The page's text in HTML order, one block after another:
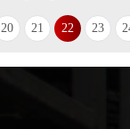
20 21 22 23